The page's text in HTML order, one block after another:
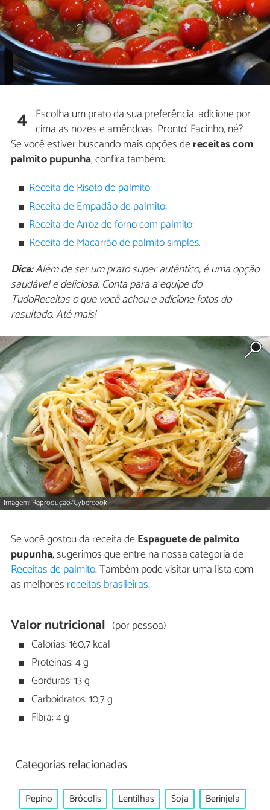
4 Escolha um prato da sua preferência, adicione por
cima as nozes e amêndoas. Pronto! Facinho, né?
Se você estiver buscando mais opções dereceitas com
palmito pupunha, confira também:
Receita de Risoto de palmito;
Receita de Empadão de palmito;
Receita de Arroz de forno com palmito;
Receita de Macarrão de palmito simples.
Dica:Além de ser um prato super autêntico, é uma opção
saudável e deliciosa. Conta para a equipe do
TudoReceitas o que você achou e adicione fotos do
resultado. Até mais!
Imagem: Reprodução/Cybercook
Se você gostou da receita deEspaguete de palmito
pupunha, sugerimos que entre na nossa categoria de
Receitas de palmito. Também pode visitar uma lista com
as melhores receitas brasileiras.
Valor nutricional (por pessoa)
Calorias: 160,7 kcal
Proteínas: 4 g
Gorduras: 13 g
Carboidratos: 10,7 g
Fibra: 4 g
Categorias relacionadas
Pepino Brócolis Lentilhas Soja
Berinjela